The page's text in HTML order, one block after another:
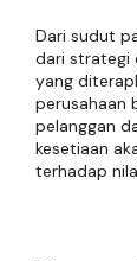
Dari sudut
dari strategi
yang
perusahaan
pelanggan
kesetiaan
terhadap